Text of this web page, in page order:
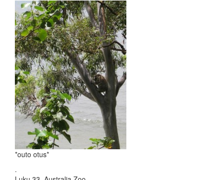
*outo otus*
.